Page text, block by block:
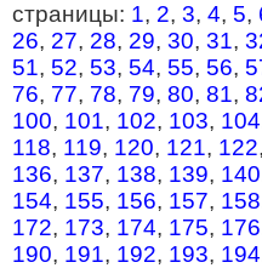
страницы: 1, 2, 3, 4, 5,
26, 27, 28, 29, 30, 31,
51, 52, 53, 54, 55, 56,
76, 77, 78, 79, 80, 81,
100, 101, 102, 103, 104
118, 119, 120, 121, 122,
136, 137, 138, 139, 140
154, 155, 156, 157, 158
172, 173, 174, 175, 176
190, 191, 192, 193, 194